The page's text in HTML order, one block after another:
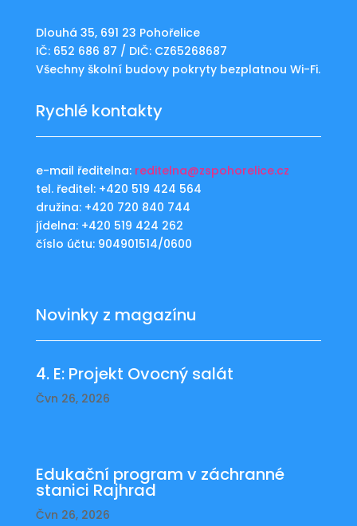
Dlouhá 35, 691 23 Pohořelice
IČ: 652 686 87 / DIČ: CZ65268687
Všechny školní budovy pokryty bezplatnou Wi-Fi.
Rychlé kontakty
e-mail ředitelna: reditelna@zspohorelice.cz
tel. ředitel: +420 519 424 564
družina: +420 720 840 744
jídelna: +420 519 424 262
číslo účtu: 904901514/0600
Novinky z magazínu
4. E: Projekt Ovocný salát
Čvn 26, 2026
Edukační program v záchranné
stanici Rajhrad
Čvn 26, 2026